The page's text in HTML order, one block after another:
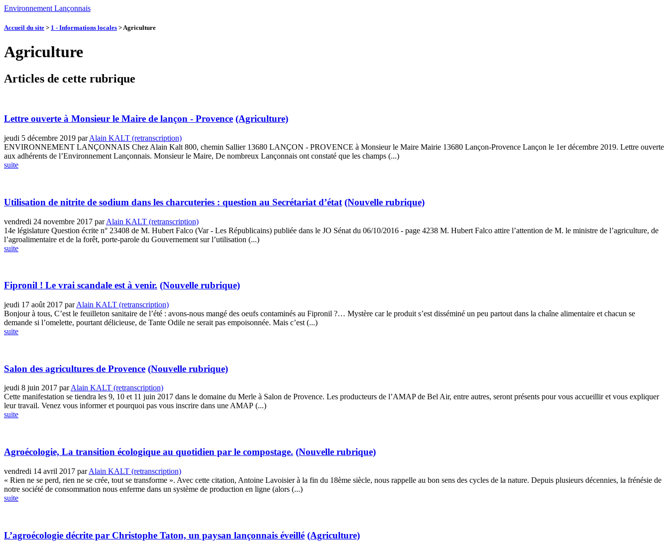
Environnement Lançonnais
Accueil du site > 1 - Informations locales >Agriculture
Agriculture
Articles de cette rubrique
Lettre ouverte à Monsieur le Maire de lançon - Provence (Agriculture)
jeudi 5 décembre 2019 parAlain KALT (retranscription)
ENVIRONNEMENT LANÇONNAIS Chez Alain Kalt 800, chemin Sallier 13680 LANÇON - PROVENCE à Monsieur le Maire Mairie 13680 Lançon-Provence Lançon le 1er décembre 2019. Lettre ouverte
aux adhérents de l’Environnement Lançonnais. Monsieur le Maire, De nombreux Lançonnais ont constaté que les champs (...)
suite
Utilisation de nitrite de sodium dans les charcuteries : question au Secrétariat d’état (Nouvelle rubrique)
vendredi 24 novembre 2017 parAlain KALT (retranscription)
14e législature Question écrite n° 23408 de M. Hubert Falco (Var - Les Républicains) publiée dans le JO Sénat du 06/10/2016 - page 4238 M. Hubert Falco attire l’attention de M. le ministre de l’agriculture, de
l’agroalimentaire et de la forêt, porte-parole du Gouvernement sur l’utilisation (...)
suite
Fipronil ! Le vrai scandale est à venir. (Nouvelle rubrique)
jeudi 17 août 2017 parAlain KALT (retranscription)
Bonjour à tous, C’est le feuilleton sanitaire de l’été : avons-nous mangé des oeufs contaminés au Fipronil ?… Mystère car le produit s’est disséminé un peu partout dans la chaîne alimentaire et chacun se
demande si l’omelette, pourtant délicieuse, de Tante Odile ne serait pas empoisonnée. Mais c’est (...)
suite
Salon des agricultures de Provence (Nouvelle rubrique)
jeudi 8 juin 2017 parAlain KALT (retranscription)
Cette manifestation se tiendra les 9, 10 et 11 juin 2017 dans le domaine du Merle à Salon de Provence. Les producteurs de l’AMAP de Bel Air, entre autres, seront présents pour vous accueillir et vous expliquer
leur travail. Venez vous informer et pourquoi pas vous inscrire dans une AMAP (...)
suite
Agroécologie, La transition écologique au quotidien par le compostage. (Nouvelle rubrique)
vendredi 14 avril 2017 parAlain KALT (retranscription)
« Rien ne se perd, rien ne se crée, tout se transforme ». Avec cette citation, Antoine Lavoisier à la fin du 18ème siècle, nous rappelle au bon sens des cycles de la nature. Depuis plusieurs décennies, la frénésie de
notre société de consommation nous enferme dans un système de production en ligne (alors (...)
suite
L’agroécologie décrite par Christophe Taton, un paysan lançonnais éveillé (Agriculture)